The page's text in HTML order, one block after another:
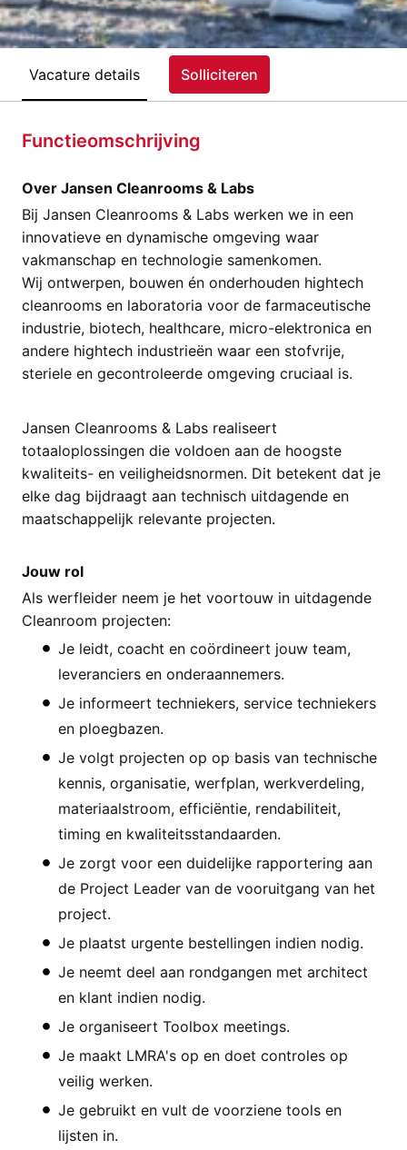
Vacature details Solliciteren
Functieomschrijving
Over Jansen Cleanrooms & Labs
Bij Jansen Cleanrooms & Labs werken we in een
innovatieve en dynamische omgeving waar
vakmanschap en technologie samenkomen.
Wij ontwerpen, bouwen én onderhouden hightech
cleanrooms en laboratoria voor de farmaceutische
industrie, biotech, healthcare, micro-elektronica en
andere hightech industrieën waar een stofvrije,
steriele en gecontroleerde omgeving cruciaal is.
Jansen Cleanrooms & Labs realiseert
totaaloplossingen die voldoen aan de hoogste
kwaliteits- en veiligheidsnormen. Dit betekent dat je
elke dag bijdraagt aan technisch uitdagende en
maatschappelijk relevante projecten.
Jouw rol
Als werfleider neem je het voortouw in uitdagende
Cleanroom projecten:
Je leidt, coacht en coördineert jouw team,
leveranciers en onderaannemers.
Je informeert techniekers, service techniekers
en ploegbazen.
Je volgt projecten op op basis van technische
kennis, organisatie, werfplan, werkverdeling,
materiaalstroom, efficiëntie, rendabiliteit,
timing en kwaliteitsstandaarden.
Je zorgt voor een duidelijke rapportering aan
de Project Leader van de vooruitgang van het
project.
Je plaatst urgente bestellingen indien nodig.
Je neemt deel aan rondgangen met architect
en klant indien nodig.
Je organiseert Toolbox meetings.
Je maakt LMRA's op en doet controles op
veilig werken.
Je gebruikt en vult de voorziene tools en
lijsten in.